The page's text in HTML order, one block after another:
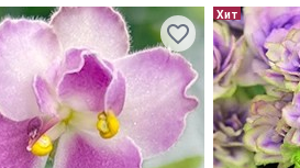
Хит